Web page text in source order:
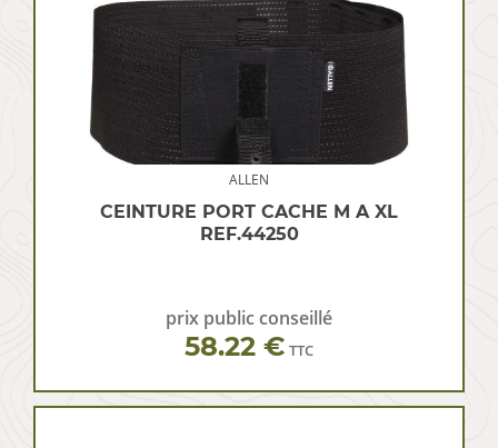
ALLEN
CEINTURE PORT CACHE M A XL
REF.44250
prix public conseillé
58.22 € TTC